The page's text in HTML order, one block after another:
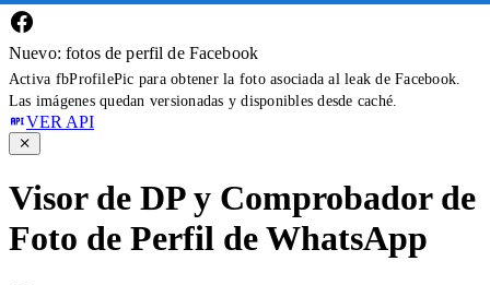
Nuevo: fotos de perfil de Facebook
Activa fbProfilePic para obtener la foto asociada al leak de Facebook.
Las imágenes quedan versionadas y disponibles desde caché.
VER API
Visor de DP y Comprobador de
Foto de Perfil de WhatsApp